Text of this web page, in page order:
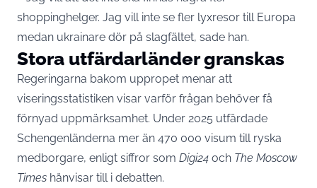
shoppinghelger. Jag vill inte se fler lyxresor till Europa
medan ukrainare dör på slagfältet, sade han.
Stora utfärdarländer granskas
Regeringarna bakom uppropet menar att
viseringsstatistiken visar varför frågan behöver få
förnyad uppmärksamhet. Under 2025 utfärdade
Schengenländerna mer än 470 000 visum till ryska
medborgare, enligt siffror som Digi24 och The Moscow
Times hänvisar till i debatten.